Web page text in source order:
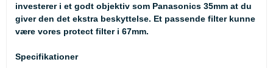
investerer i et godt objektiv som Panasonics 35mm at du
giver den det ekstra beskyttelse. Et passende filter kunne
være vores protect filter i 67mm.
Specifikationer